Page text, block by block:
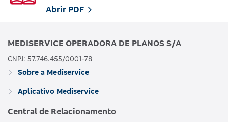
Abrir PDF
MEDISERVICE OPERADORA DE PLANOS S/A
CNPJ: 57.746.455/0001-78
Sobre a Mediservice
Aplicativo Mediservice
Central de Relacionamento